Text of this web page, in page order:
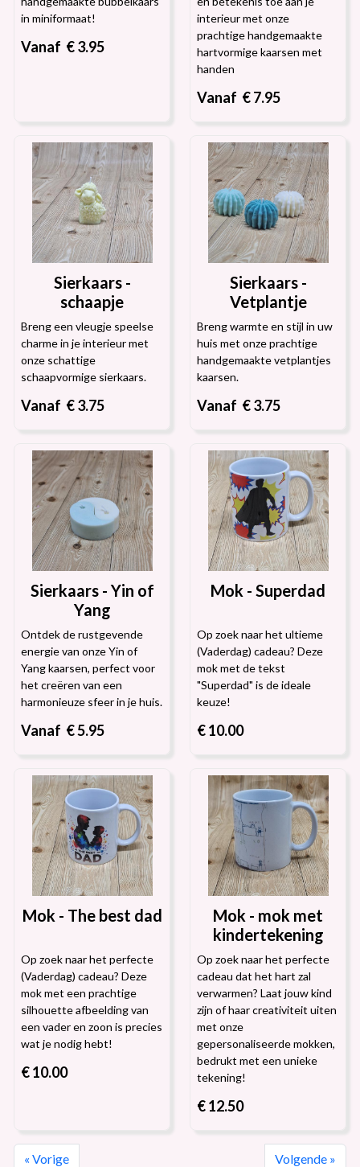
in miniformaat!
Vanaf € 3.95
interieur met onze
prachtige handgemaakte
hartvormige kaarsen met
handen
Vanaf € 7.95
Sierkaars -
schaapje
Breng een vleugje speelse
charme in je interieur met
onze schattige
schaapvormige sierkaars.
Vanaf € 3.75
Sierkaars -
Vetplantje
Breng warmte en stijl in uw
huis met onze prachtige
handgemaakte vetplantjes
kaarsen.
Vanaf € 3.75
Sierkaars - Yin of
Yang
Ontdek de rustgevende
energie van onze Yin of
Yang kaarsen, perfect voor
het creëren van een
harmonieuze sfeer in je huis.
Vanaf € 5.95
Mok - Superdad
Op zoek naar het ultieme
(Vaderdag) cadeau? Deze
mok met de tekst
"Superdad" is de ideale
keuze!
€ 10.00
Mok - The best dad
Op zoek naar het perfecte
(Vaderdag) cadeau? Deze
mok met een prachtige
silhouette afbeelding van
een vader en zoon is precies
wat je nodig hebt!
€ 10.00
Mok - mok met
kindertekening
Op zoek naar het perfecte
cadeau dat het hart zal
verwarmen? Laat jouw kind
zijn of haar creativiteit uiten
met onze
gepersonaliseerde mokken,
bedrukt met een unieke
tekening!
€ 12.50
« Vorige Volgende »